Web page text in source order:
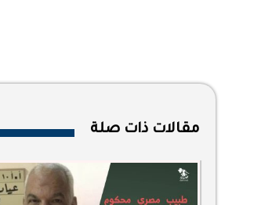
مقالات ذات صلة